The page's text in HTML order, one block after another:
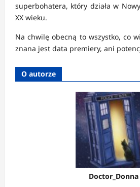
superbohatera, który działa w
XX wieku.
Na chwilę obecną to wszystko, co
znana jest data premiery, ani
O autorze
Doctor_Donna